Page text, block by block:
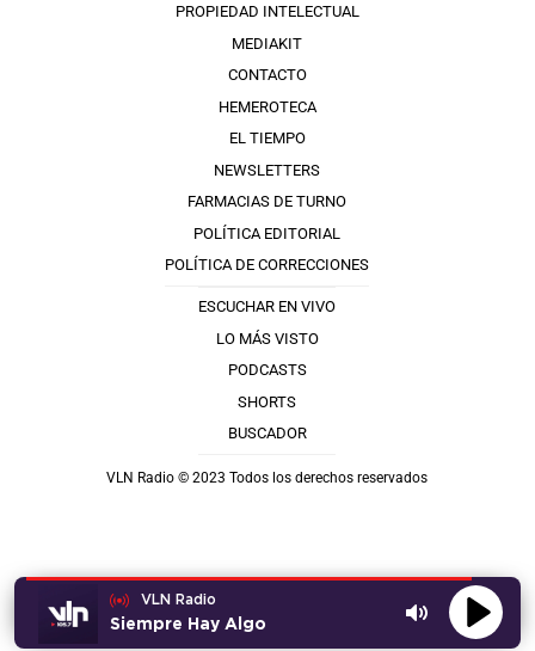
VLN Radio
Siempre Hay Algo
PROPIEDAD INTELECTUAL
MEDIAKIT
CONTACTO
HEMEROTECA
EL TIEMPO
NEWSLETTERS
FARMACIAS DE TURNO
POLÍTICA EDITORIAL
POLÍTICA DE CORRECCIONES
ESCUCHAR EN VIVO
LO MÁS VISTO
PODCASTS
SHORTS
BUSCADOR
VLN Radio © 2023 Todos los derechos reservados